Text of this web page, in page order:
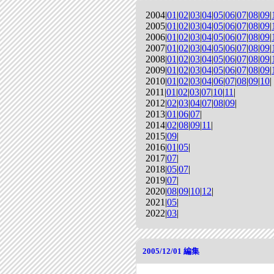
2004|01 |02|03|04|05|06|07|08|09|
2005|01 |02|03|04|05|06|07|08|09|
2006|01 |02|03|04|05|06|07|08|09|
2007|01 |02|03|04|05|06|07|08|09|
2008|01 |02|03|04|05|06|07|08|09|
2009|01 |02|03|04|05|06|07|08|09|
2010|01 |02|03|04|06|07|08|09|10|
2011|01 |02|03|07|10|11 |
2012|02|03|04|07|08|09|
2013|01 |06|07|
2014|02|08|09|11 |
2015|09|
2016|01 |05|
2017|07|
2018|05|07|
2019|07|
2020|08|09|10|12|
2021|05|
2022|03|
2005/12/01 編集